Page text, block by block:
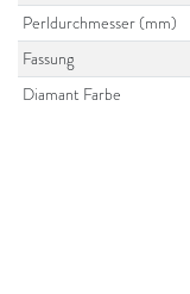
Perldurchmesser (mm)
Fassung
Diamant Farbe